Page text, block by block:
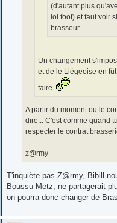
(d'autant plus
loi foot) et faut voir
brasseur.
Un changement
et de le Liègeoise en
faire.
A partir du moment ou le
dire... C'est comme quand
respecter le contrat
z@rmy
T'inquiète pas Z@rmy, Bibill
Boussu-Metz, ne partagerait
on pourra donc changer de